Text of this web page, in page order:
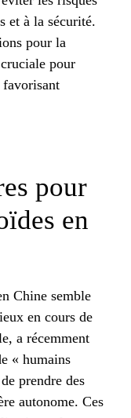
et à la sécurité.
pour la
pour
favorisant
pour
en
Chine semble
en cours de
a récemment
« humains
prendre des
autonome. Ces